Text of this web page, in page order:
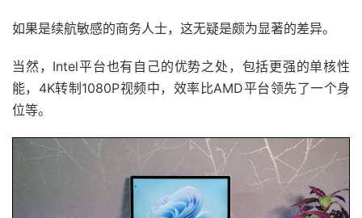
如果是续航敏感的商务人士，这无疑是颇为显著的差异。
当然，Intel平台也有自己的优势之处，包括更强的单核性
能，4K转制1080P视频中，效率比AMD平台领先了一个身
位等。